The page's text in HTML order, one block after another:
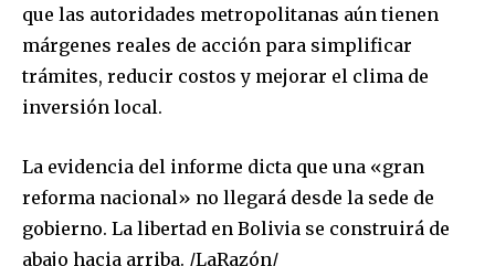
que las autoridades metropolitanas aún tienen
márgenes reales de acción para simplificar
trámites, reducir costos y mejorar el clima de
inversión local.
La evidencia del informe dicta que una «gran
reforma nacional» no llegará desde la sede de
gobierno. La libertad en Bolivia se construirá de
abajo hacia arriba. /LaRazón/